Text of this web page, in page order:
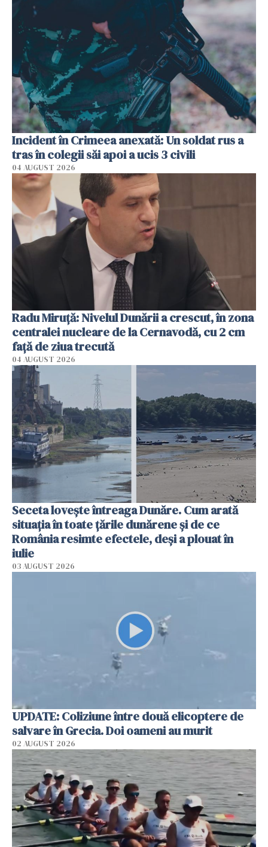
Incident în Crimeea anexată: Un soldat rus a
tras în colegii săi apoi a ucis 3 civili
04 AUGUST 2026
Radu Miruţă: Nivelul Dunării a crescut, în zona
centralei nucleare de la Cernavodă, cu 2 cm
faţă de ziua trecută
04 AUGUST 2026
Seceta lovește întreaga Dunăre. Cum arată
situația în toate țările dunărene și de ce
România resimte efectele, deși a plouat în
iulie
03 AUGUST 2026
UPDATE: Coliziune între două elicoptere de
salvare în Grecia. Doi oameni au murit
02 AUGUST 2026